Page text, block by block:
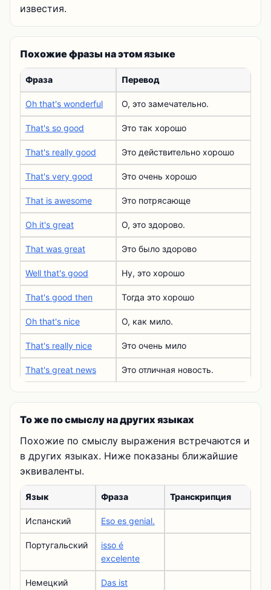
известия.
Похожие фразы на этом языке
Фраза Перевод
Oh that's wonderful О, это замечательно.
That's so good Это так хорошо
That's really good Это действительно хорошо
That's very good Это очень хорошо
That is awesome Это потрясающе
Oh it's great О, это здорово.
That was great Это было здорово
Well that's good Ну, это хорошо
That's good then Тогда это хорошо
Oh that's nice О, как мило.
That's really nice Это очень мило
That's great news Это отличная новость.
То же по смыслу на других языках
Похожие по смыслу выражения встречаются и
в других языках. Ниже показаны ближайшие
эквиваленты.
Язык Фраза Транскрипция
Испанский Eso es genial.
Португальский
isso é
excelente
Немецкий
Das ist